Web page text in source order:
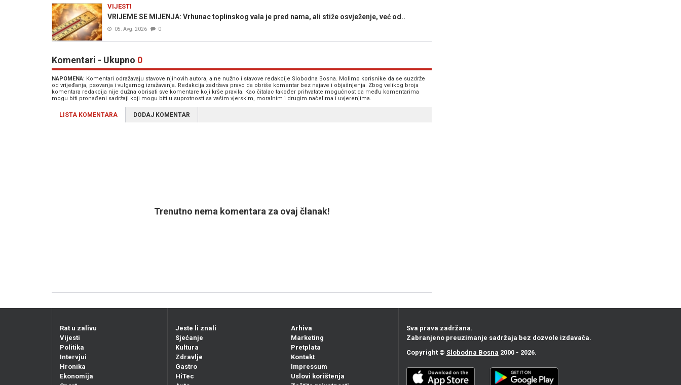
VIJESTI
VRIJEME SE MIJENJA: Vrhunac toplinskog vala je pred nama, ali stiže osvježenje, već od..
05. Avg. 2026 0
Komentari - Ukupno 0
NAPOMENA: Komentari odražavaju stavove njihovih autora, a ne nužno i stavove redakcije Slobodna Bosna. Molimo korisnike da se suzdrže
od vrijeđanja, psovanja i vulgarnog izražavanja. Redakcija zadržava pravo da obriše komentar bez najave i objašnjenja. Zbog velikog broja
komentara redakcija nije dužna obrisati sve komentare koji krše pravila. Kao čitalac također prihvatate mogućnost da među komentarima
mogu biti pronađeni sadržaji koji mogu biti u suprotnosti sa vašim vjerskim, moralnim i drugim načelima i uvjerenjima.
LISTA KOMENTARA DODAJ KOMENTAR
Trenutno nema komentara za ovaj članak!
Rat u zalivu
Vijesti
Politika
Intervjui
Hronika
Ekonomija
Jeste li znali
Sjećanje
Kultura
Zdravlje
Gastro
HiTec
Arhiva
Marketing
Pretplata
Kontakt
Impressum
Uslovi korištenja
Sva prava zadržana.
Zabranjeno preuzimanje sadržaja bez dozvole izdavača.
Copyright © Slobodna Bosna 2000 - 2026.